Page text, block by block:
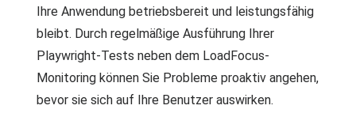
Ihre Anwendung betriebsbereit und leistungsfähig
bleibt. Durch regelmäßige Ausführung Ihrer
Playwright-Tests neben dem LoadFocus-
Monitoring können Sie Probleme proaktiv angehen,
bevor sie sich auf Ihre Benutzer auswirken.